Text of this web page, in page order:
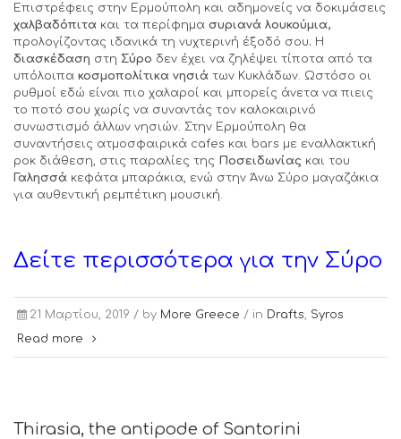
Επιστρέφεις στην Ερμούπολη και αδημονείς να δοκιμάσεις
χαλβαδόπιτα και τα περίφημα συριανά λουκούμια,
προλογίζοντας ιδανικά τη νυχτερινή έξοδό σου. Η
διασκέδαση στη Σύρο δεν έχει να ζηλέψει τίποτα από τα
υπόλοιπα κοσμοπολίτικα νησιά των Κυκλάδων. Ωστόσο οι
ρυθμοί εδώ είναι πιο χαλαροί και μπορείς άνετα να πιεις
το ποτό σου χωρίς να συναντάς τον καλοκαιρινό
συνωστισμό άλλων νησιών. Στην Ερμούπολη θα
συναντήσεις ατμοσφαιρικά cafes και bars με εναλλακτική
ροκ διάθεση, στις παραλίες της Ποσειδωνίας και του
Γαλησσά κεφάτα μπαράκια, ενώ στην Άνω Σύρο μαγαζάκια
για αυθεντική ρεμπέτικη μουσική.
Δείτε περισσότερα για την Σύρο
21 Μαρτίου, 2019 / by More Greece / in Drafts, Syros
Read more
Thirasia, the antipode of Santorini